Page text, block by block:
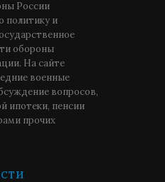
России
политику и
обороны
На сайте
военные
вопросов,
ипотеки, пенсии
прочих